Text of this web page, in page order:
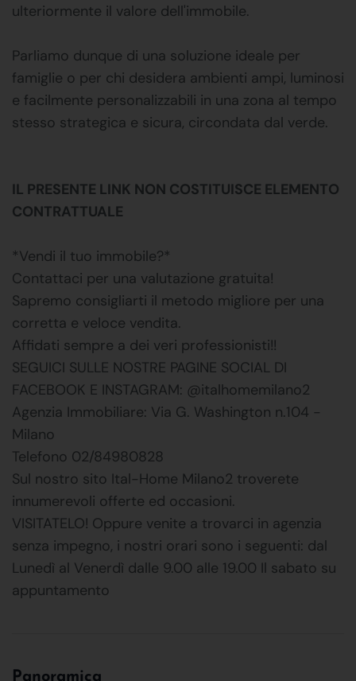
ulteriormente il valore dell'immobile.
Parliamo dunque di una soluzione ideale per
famiglie o per chi desidera ambienti ampi, luminosi
e facilmente personalizzabili in una zona al tempo
stesso strategica e sicura, circondata dal verde.
IL PRESENTE LINK NON COSTITUISCE ELEMENTO
CONTRATTUALE
*Vendi il tuo immobile?*
Contattaci per una valutazione gratuita!
Sapremo consigliarti il metodo migliore per una
corretta e veloce vendita.
Affidati sempre a dei veri professionisti!!
SEGUICI SULLE NOSTRE PAGINE SOCIAL DI
FACEBOOK E INSTAGRAM: @italhomemilano2
Agenzia Immobiliare: Via G. Washington n.104 -
Milano
Telefono 02/84980828
Sul nostro sito Ital-Home Milano2 troverete
innumerevoli offerte ed occasioni.
VISITATELO! Oppure venite a trovarci in agenzia
senza impegno, i nostri orari sono i seguenti: dal
Lunedì al Venerdì dalle 9.00 alle 19.00 Il sabato su
appuntamento
Panoramica